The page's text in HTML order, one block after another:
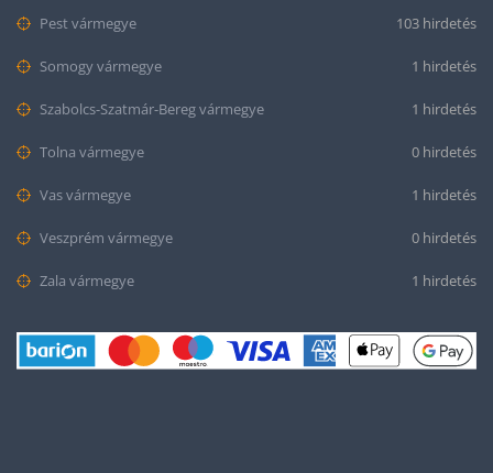
Pest vármegye 103 hirdetés
Somogy vármegye 1 hirdetés
Szabolcs-Szatmár-Bereg vármegye 1 hirdetés
Tolna vármegye 0 hirdetés
Vas vármegye 1 hirdetés
Veszprém vármegye 0 hirdetés
Zala vármegye 1 hirdetés